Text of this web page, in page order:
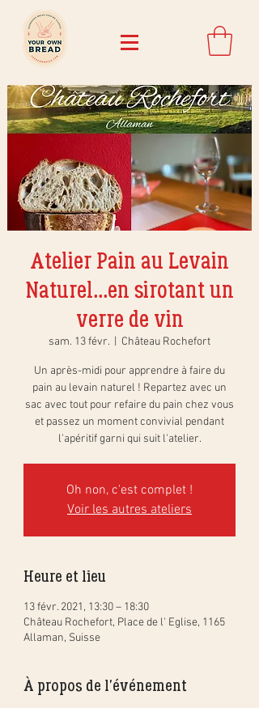
Atelier Pain au Levain
Naturel...en sirotant un
verre de vin
sam. 13 févr. Château Rochefort
Un après-midi pour apprendre à faire du
pain au levain naturel ! Repartez avec un
sac avec tout pour refaire du pain chez vous
et passez un moment convivial pendant
l'apéritif garni qui suit l'atelier.
Oh non, c'est complet !
Voir les autres ateliers
Heure et lieu
13 févr. 2021, 13:30 – 18:30
Château Rochefort, Place de l' Eglise, 1165
Allaman, Suisse
À propos de l'événement